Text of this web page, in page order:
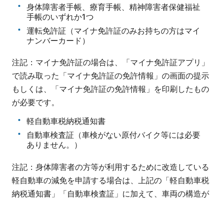
身体障害者手帳、療育手帳、精神障害者保健福祉
手帳のいずれか1つ
運転免許証（マイナ免許証のみお持ちの方はマイ
ナンバーカード）
注記：マイナ免許証の場合は、「マイナ免許証アプリ」
で読み取った「マイナ免許証の免許情報」の画面の提示
もしくは、「マイナ免許証の免許情報」を印刷したもの
が必要です。
軽自動車税納税通知書
自動車検査証（車検がない原付バイク等には必要
ありません。）
注記：身体障害者の方等が利用するために改造している
軽自動車の減免を申請する場合は、上記の「軽自動車税
納税通知書」「自動車検査証」に加えて、車両の構造が